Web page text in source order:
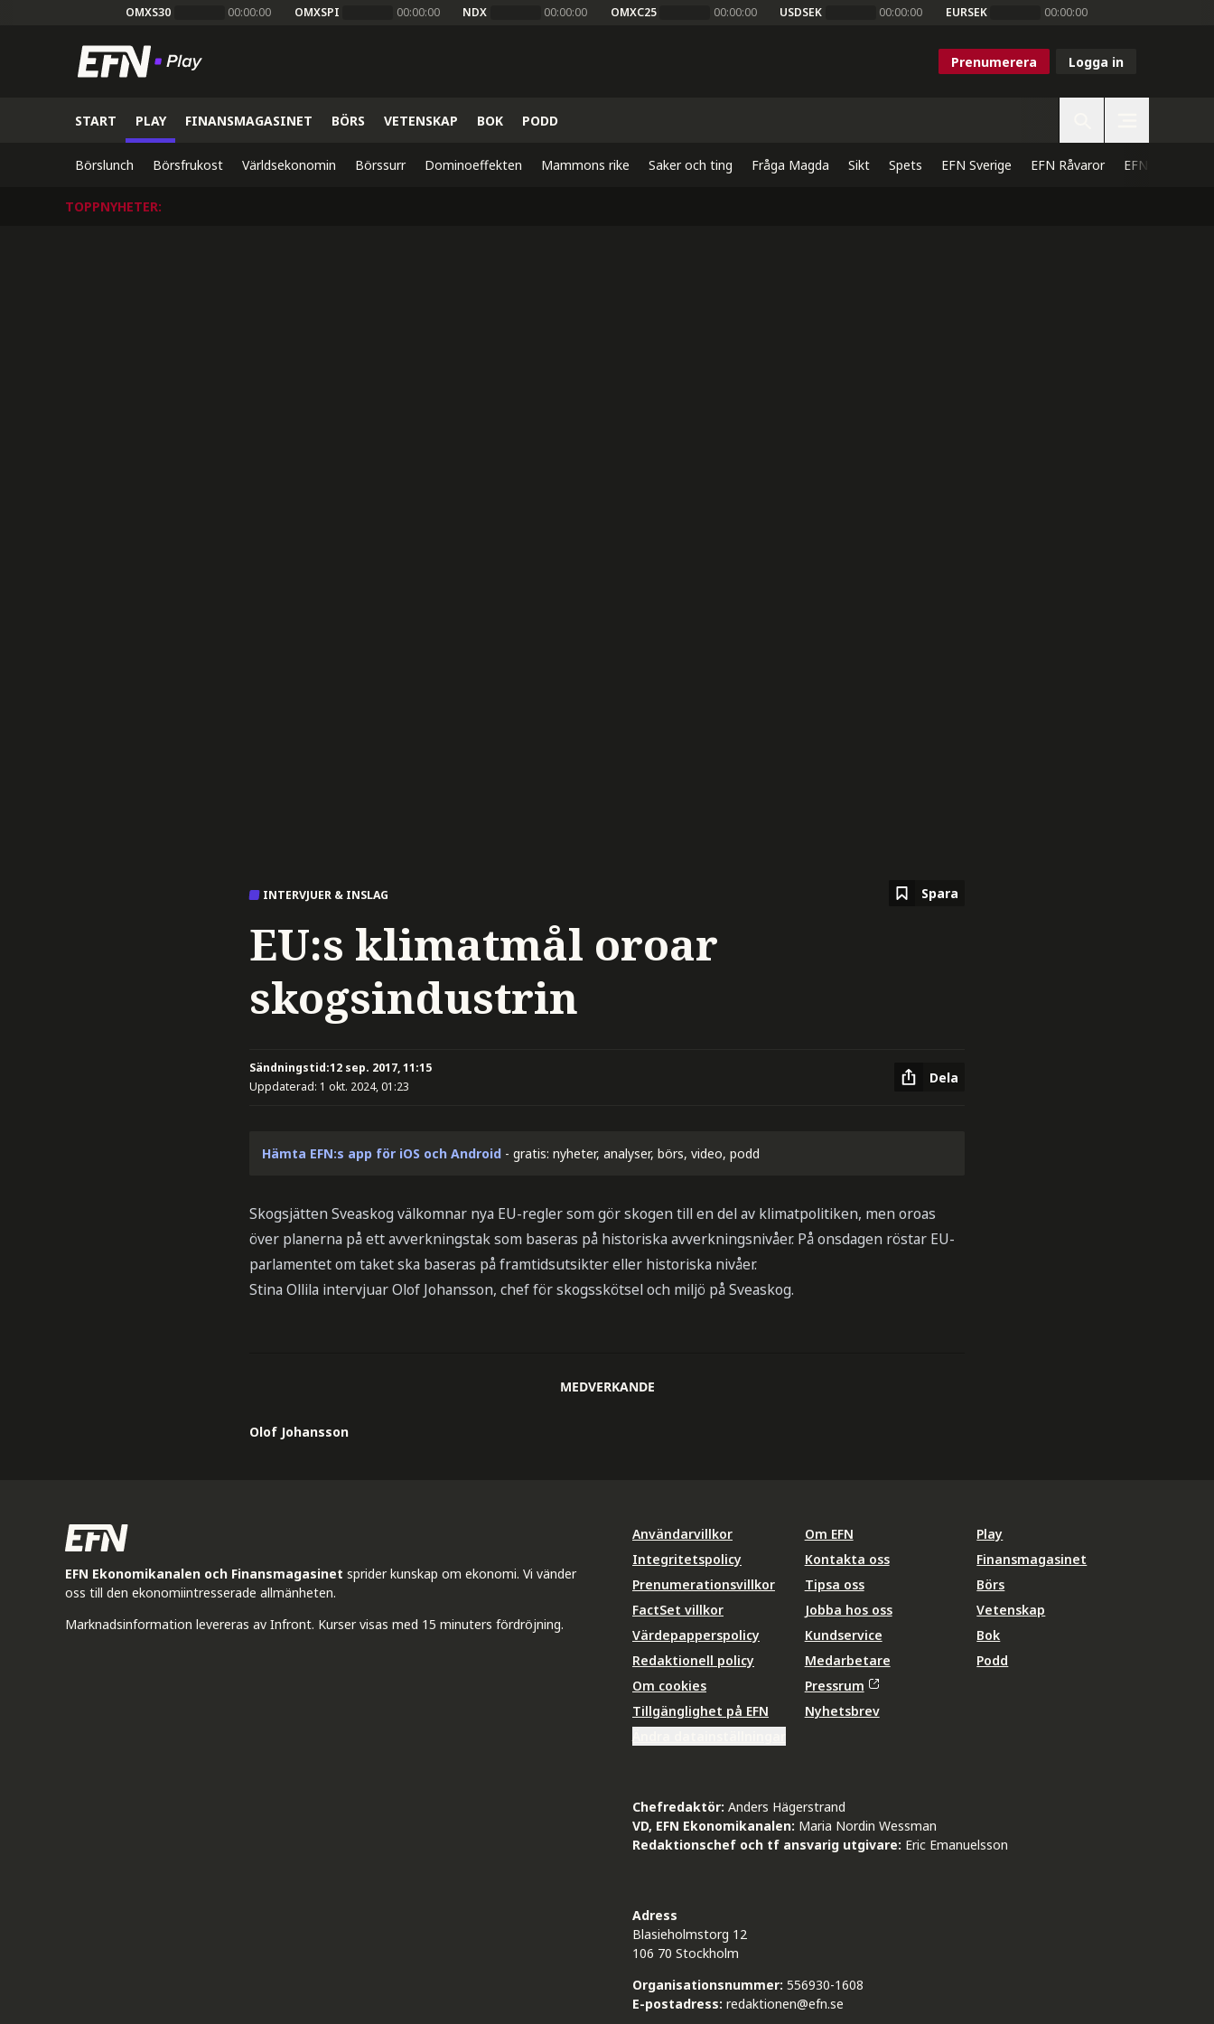
OMXS30 00:00:00 OMXSPI 00:00:00 NDX 00:00:00 OMXC25 00:00:00 USDSEK 00:00:00 EURSEK 00:00:00
Prenumerera Logga in
START PLAY FINANSMAGASINET BÖRS VETENSKAP BOK PODD
Börslunch Börsfrukost Världsekonomin Börssurr Dominoeffekten Mammons rike Saker och ting Fråga Magda Sikt Spets EFN Sverige EFN Råvaror EFN Direkt
TOPPNYHETER:
INTERVJUER & INSLAG Spara
EU:s klimatmål oroar
skogsindustrin
Sändningstid:12 sep. 2017, 11:15
Uppdaterad: 1 okt. 2024, 01:23
Dela
Hämta EFN:s app för iOS och Android - gratis: nyheter, analyser, börs, video, podd
Skogsjätten Sveaskog välkomnar nya EU-regler som gör skogen till en del av klimatpolitiken, men oroas
över planerna på ett avverkningstak som baseras på historiska avverkningsnivåer. På onsdagen röstar EU-
parlamentet om taket ska baseras på framtidsutsikter eller historiska nivåer.
Stina Ollila intervjuar Olof Johansson, chef för skogsskötsel och miljö på Sveaskog.
MEDVERKANDE
Olof Johansson
EFN Ekonomikanalen och Finansmagasinet sprider kunskap om ekonomi. Vi vänder
oss till den ekonomiintresserade allmänheten.
Marknadsinformation levereras av Infront. Kurser visas med 15 minuters fördröjning.
Användarvillkor
Integritetspolicy
Prenumerationsvillkor
FactSet villkor
Värdepapperspolicy
Redaktionell policy
Om cookies
Tillgänglighet på EFN
Om EFN
Kontakta oss
Tipsa oss
Jobba hos oss
Kundservice
Medarbetare
Pressrum
Nyhetsbrev
Play
Finansmagasinet
Börs
Vetenskap
Bok
Podd
Chefredaktör: Anders Hägerstrand
VD, EFN Ekonomikanalen: Maria Nordin Wessman
Redaktionschef och tf ansvarig utgivare: Eric Emanuelsson
Adress
Blasieholmstorg 12
106 70 Stockholm
Organisationsnummer: 556930-1608
E-postadress: redaktionen@efn.se